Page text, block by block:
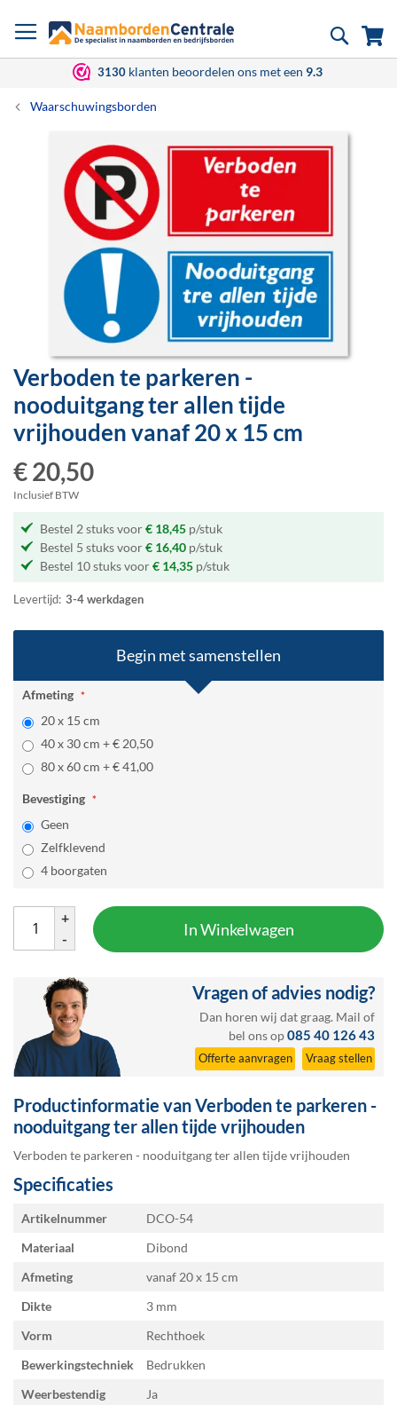
naar
Zoek
3130 klanten beoordelen ons met een 9.3
Waarschuwingsborden
Ga
naar
het
begin
de
afbeeldingen-
gallerij
Verboden te parkeren -
nooduitgang ter allen tijde
vrijhoudenvanaf 20 x 15 cm
€ 20,50
Inclusief BTW
Bestel 2 stuks voor€ 18,45 p/stuk
Bestel 5 stuks voor€ 16,40 p/stuk
Bestel 10 stuks voor€ 14,35 p/stuk
Levertijd: 3-4 werkdagen
Vragen of advies nodig?
Dan horen wij dat graag. Mail of
bel ons op085 40 126 43
Offerte aanvragen Vraag stellen
Begin met samenstellen
Afmeting
20 x 15 cm
40 x 30 cm +€ 20,50
80 x 60 cm +€ 41,00
Bevestiging
Geen
Zelfklevend
4 boorgaten
+
-
In Winkelwagen
Productinformatie van Verboden te parkeren -
nooduitgang ter allen tijde vrijhouden
Verboden te parkeren - nooduitgang ter allen tijde vrijhouden
Specificaties
Specificaties
Artikelnummer
DCO-54
Materiaal
Dibond
Afmeting
vanaf 20 x 15
Dikte
3 mm
Vorm
Rechthoek
Bewerkingstechniek
Bedrukken
Weerbestendig
Ja